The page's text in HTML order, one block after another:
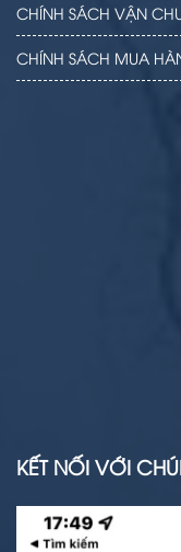
CHÍNH SÁCH VẬN
CHÍNH SÁCH MUA
KẾT NỐI VỚI